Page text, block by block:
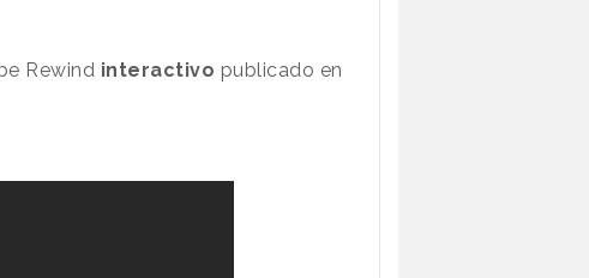
Rewind interactivo publicado en